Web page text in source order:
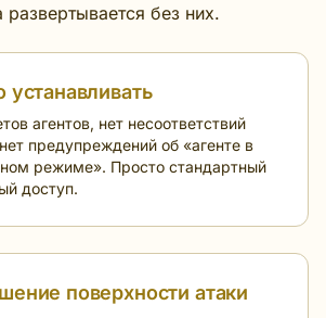
без них.
устанавливать
агентов, нет несоответствий
предупреждений об «агенте в
режиме». Просто стандартный
доступ.
поверхности атаки